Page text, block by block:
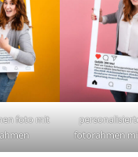
foto mit
fotorahmen